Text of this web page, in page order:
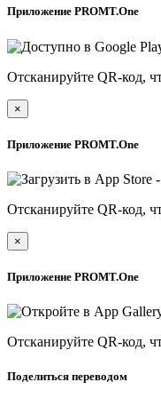
Приложение PROMT.One
Отсканируйте QR-код,
×
Приложение PROMT.One
Отсканируйте QR-код,
×
Приложение PROMT.One
Отсканируйте QR-код,
Поделиться переводом